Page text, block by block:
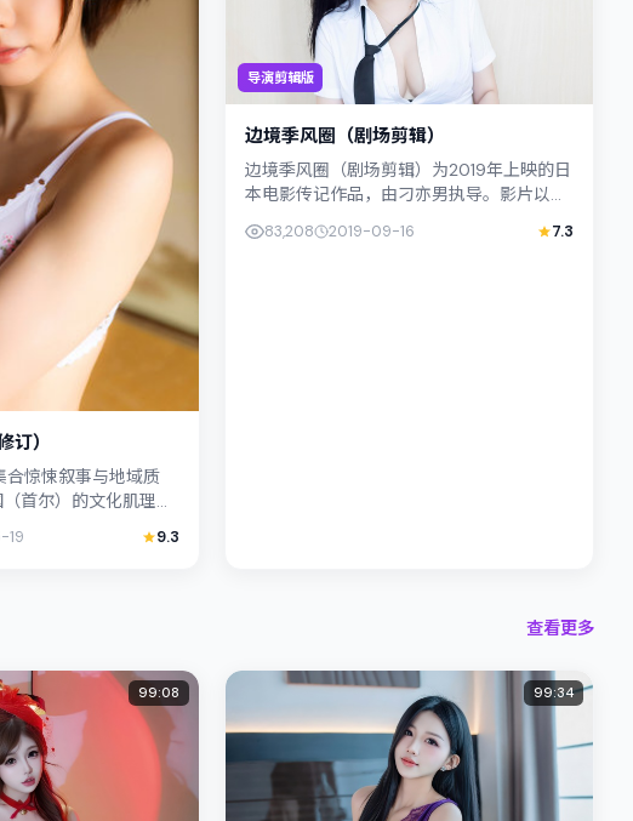
订）
合惊悚叙事与地域质
首尔）的文化肌理相
光影与声场塑造孤独
抉择牵动...
19 9.3
导演剪辑版
边境季风圈（剧场剪辑）
边境季风圈（剧场剪辑）为2019年上映的日
本电影传记作品，由刁亦男执导。影片以真
村拓哉的对手戏张力十足，情...
83,208 2019-09-16 7.3
查看更多
99:08 99:34